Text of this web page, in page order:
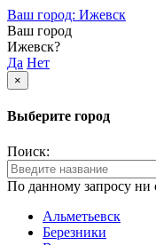
Ваш город: Ижевск
Ваш город
Ижевск?
Да Нет
×
Выберите город
Поиск:
По данному запросу ни
Альметьевск
Березники